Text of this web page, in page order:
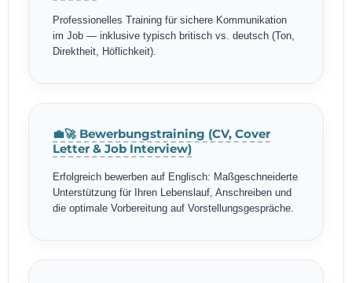
Professionelles Training für sichere Kommunikation
im Job — inklusive typisch britisch vs. deutsch (Ton,
Direktheit, Höflichkeit).
💼🚀 Bewerbungstraining (CV, Cover
Letter & Job Interview)
Erfolgreich bewerben auf Englisch: Maßgeschneiderte
Unterstützung für Ihren Lebenslauf, Anschreiben und
die optimale Vorbereitung auf Vorstellungsgespräche.